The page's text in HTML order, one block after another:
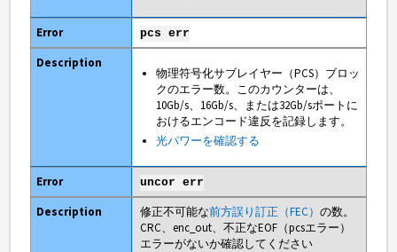
pcs err
物理符号化サブレイヤー（PCS）ブロッ
クのエラー数。このカウンターは、
10Gb/s、16Gb/s、または32Gb/sポートに
おけるエンコード違反を記録します。
光パワーを確認する
uncor err
修正不可能な前方誤り訂正（FEC）の数。
CRC、enc_out、不正なEOF（pcsエラー）
エラーがないか確認してください